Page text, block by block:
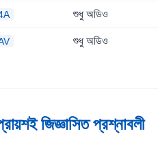
শুধু অডিও
শুধু অডিও
জিজ্ঞাসিত প্রশ্নাবলী